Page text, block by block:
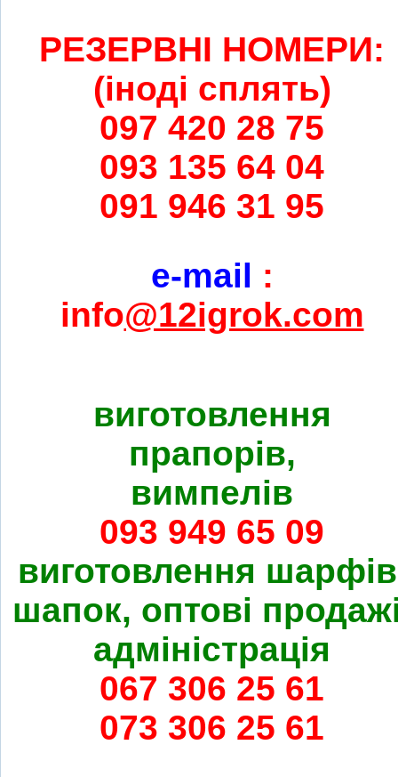
РЕЗЕРВНІ НОМЕРИ:
(іноді сплять)
097 420 28 75
093 135 64 04
091 946 31 95
e-mail :
info@12igrok.com
виготовлення
прапорів,
вимпелів
093 949 65 09
виготовлення
шапок, оптові
адміністрація
067 306 25 61
073 306 25 61